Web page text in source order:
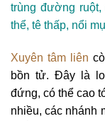
trùng đường
thể, tê thấp, nổi
Xuyên tâm liên
bồn tử. Đây là
đứng, có thể cao
nhiều, các nhánh